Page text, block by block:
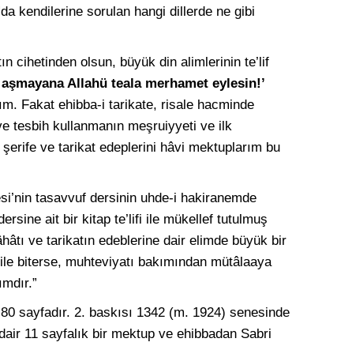
kendilerine sorulan hangi dillerde ne gibi
cihetinden olsun, büyük din alimlerinin te’lif
Allahü teala merhamet eylesin!’
Fakat ehibba-i tarikate, risale hacminde
tesbih kullanmanın meşruiyyeti ve ilk
ve tarikat edeplerini hâvi mektuplarım bu
tasavvuf dersinin uhde-i hakiranemde
ait bir kitap te’lifi ile mükellef tutulmuş
ve tarikatın edeblerine dair elimde büyük bir
biterse, muhteviyatı bakımından mütâlaaya
sayfadır. 2. baskısı 1342 (m. 1924) senesinde
11 sayfalık bir mektup ve ehibbadan Sabri